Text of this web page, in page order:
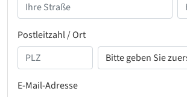
Postleitzahl / Ort
E-Mail-Adresse